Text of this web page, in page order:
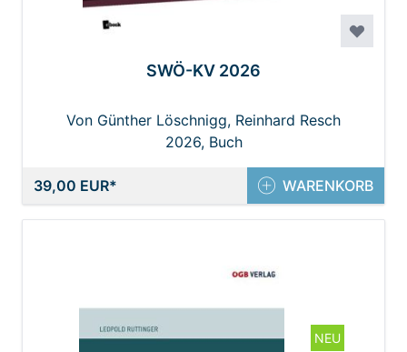
SWÖ-KV 2026
Von Günther Löschnigg, Reinhard Resch
2026, Buch
39,00 EUR WARENKORB
NEU